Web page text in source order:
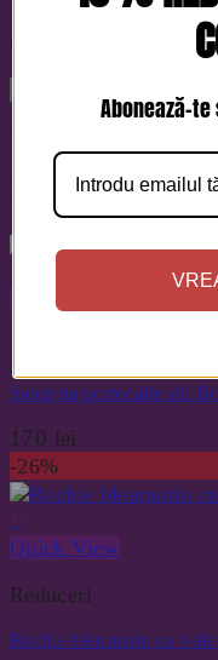
Salvează-mi
navigator pentru data
This is a text for this
Produse similare
Quick View
Pantaloni
Salopeta portocalie stil
170 lei
-26%
Quick View
Reduceri
Rochie bleumarin cu
Abonează-